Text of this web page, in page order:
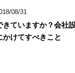
08/31
きていますか？会社
かけてすべきこと